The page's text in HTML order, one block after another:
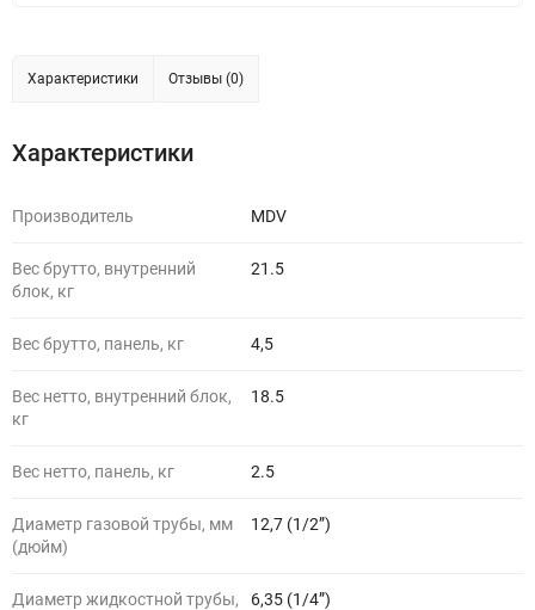
Характеристики Отзывы (0)
Характеристики
Производитель MDV
Вес брутто, внутренний
блок, кг
21.5
Вес брутто, панель, кг 4,5
Вес нетто, внутренний блок,
кг
18.5
Вес нетто, панель, кг 2.5
Диаметр газовой трубы, мм
(дюйм)
12,7 (1/2”)
Диаметр жидкостной трубы,
6,35 (1/4”)